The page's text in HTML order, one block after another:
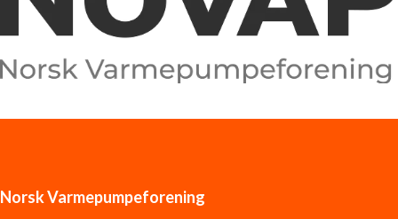
Norsk Varmepumpeforening